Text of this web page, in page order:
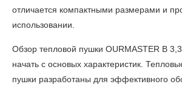
отличается компактными размерами и
использовании.
Обзор тепловой пушки OURMASTER B
начать с основых характеристик.
пушки разработаны для эффективного